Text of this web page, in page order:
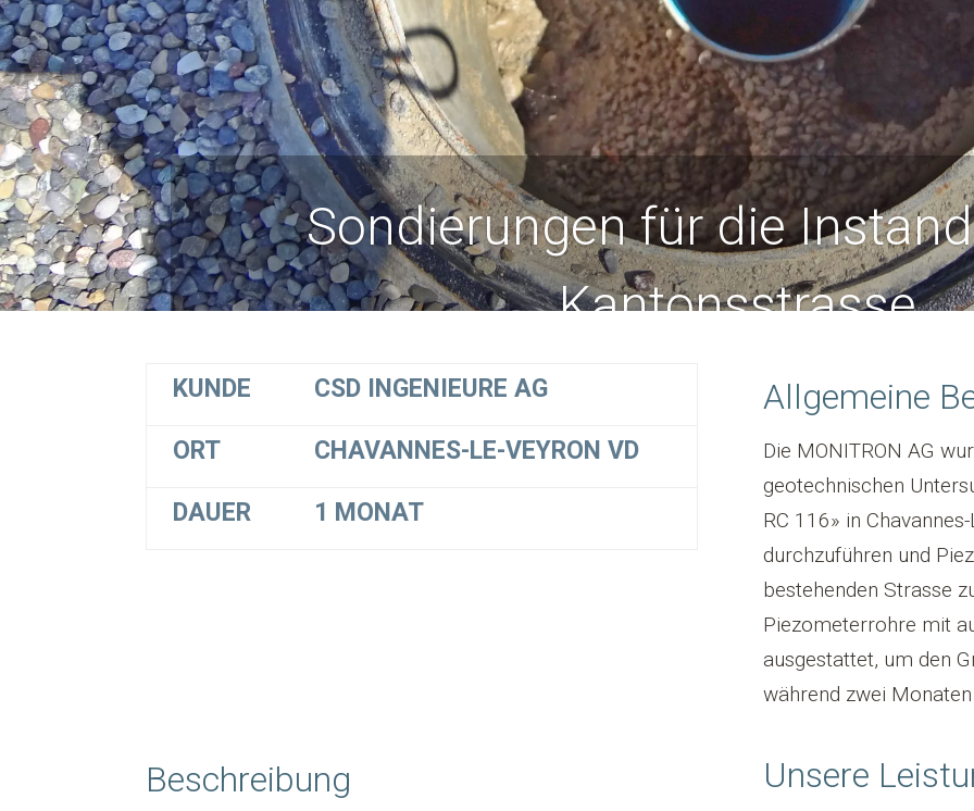
Sondierungen für die
Kantonsstrasse
KUNDE CSD INGENIEURE AG
ORT CHAVANNES-LE-VEYRON VD
DAUER 1 MONAT
Allgemeine
Die MONITRON AG
geotechnischen
RC 116» in
durchzuführen und
bestehenden Strasse
Piezometerrohre mit
ausgestattet, um den
während zwei
Beschreibung Unsere